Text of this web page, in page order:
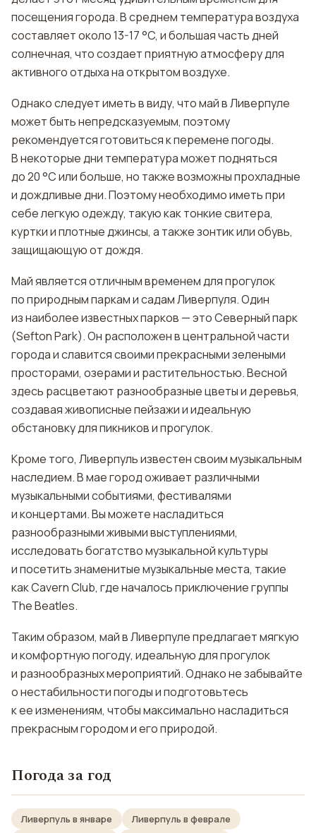
посещения города. В среднем температура воздуха
составляет около 13-17 °C, и большая часть дней
солнечная, что создает приятную атмосферу для
активного отдыха на открытом воздухе.
Однако следует иметь в виду, что май в Ливерпуле
может быть непредсказуемым, поэтому
рекомендуется готовиться к перемене погоды.
В некоторые дни температура может подняться
до 20 °C или больше, но также возможны прохладные
и дождливые дни. Поэтому необходимо иметь при
себе легкую одежду, такую как тонкие свитера,
куртки и плотные джинсы, а также зонтик или обувь,
защищающую от дождя.
Май является отличным временем для прогулок
по природным паркам и садам Ливерпуля. Один
из наиболее известных парков — это Северный парк
(Sefton Park). Он расположен в центральной части
города и славится своими прекрасными зелеными
просторами, озерами и растительностью. Весной
здесь расцветают разнообразные цветы и деревья,
создавая живописные пейзажи и идеальную
обстановку для пикников и прогулок.
Кроме того, Ливерпуль известен своим музыкальным
наследием. В мае город оживает различными
музыкальными событиями, фестивалями
и концертами. Вы можете насладиться
разнообразными живыми выступлениями,
исследовать богатство музыкальной культуры
и посетить знаменитые музыкальные места, такие
как Cavern Club, где началось приключение группы
The Beatles.
Таким образом, май в Ливерпуле предлагает мягкую
и комфортную погоду, идеальную для прогулок
и разнообразных мероприятий. Однако не забывайте
о нестабильности погоды и подготовьтесь
к ее изменениям, чтобы максимально насладиться
прекрасным городом и его природой.
Погода за год
Ливерпуль в январе
Ливерпуль в феврале